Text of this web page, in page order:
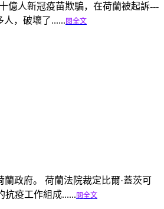
億人新冠疫苗欺騙，在荷蘭被起訴---
，破壞了...... 閱全文
政府。 荷蘭法院裁定比爾·蓋茨可
抗疫工作組成...... 閱全文